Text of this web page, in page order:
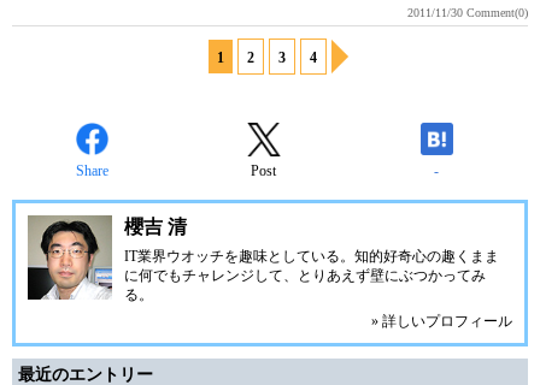
2011/11/30 Comment(0)
1 2 3 4
Share Post -
櫻吉 清
IT業界ウオッチを趣味としている。知的好奇心の趣くまま
に何でもチャレンジして、とりあえず壁にぶつかってみ
る。
» 詳しいプロフィール
最近のエントリー